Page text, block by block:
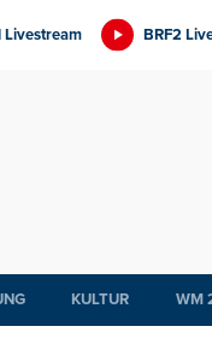
Livestream BRF2
KULTUR WM